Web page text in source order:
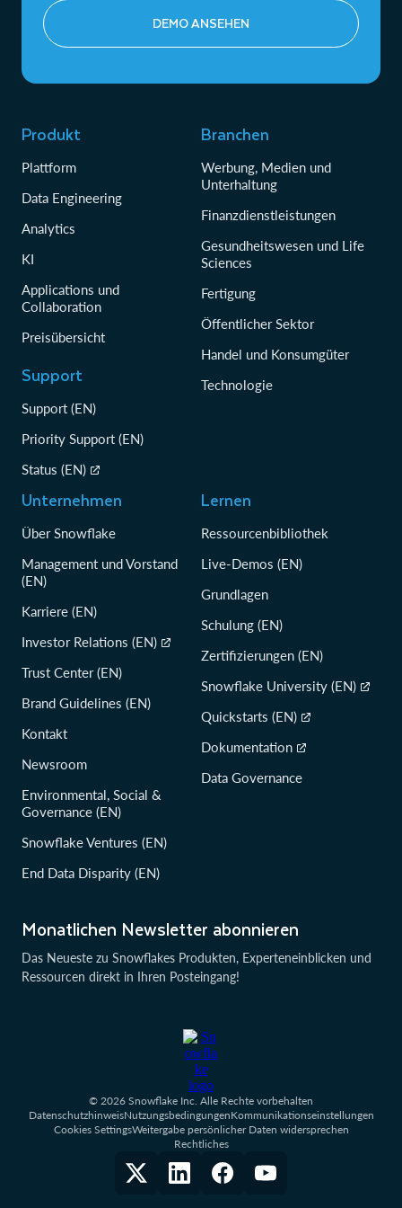
DEMO ANSEHEN
Monatlichen Newsletter abonnieren
Das Neueste zu Snowflakes Produkten, Experteneinblicken und
Ressourcen direkt in Ihren Posteingang!
Produkt
Plattform
Data Engineering
Analytics
KI
Applications und
Collaboration
Preisübersicht
Support
Support (EN)
Priority Support (EN)
Status (EN)
Branchen
Werbung, Medien und
Unterhaltung
Finanzdienstleistungen
Gesundheitswesen und Life
Sciences
Fertigung
Öffentlicher Sektor
Handel und Konsumgüter
Technologie
Unternehmen
Über Snowflake
Management und Vorstand
(EN)
Karriere (EN)
Investor Relations (EN)
Trust Center (EN)
Brand Guidelines (EN)
Kontakt
Newsroom
Environmental, Social &
Governance (EN)
Snowflake Ventures (EN)
End Data Disparity (EN)
Lernen
Ressourcenbibliothek
Live-Demos (EN)
Grundlagen
Schulung (EN)
Zertifizierungen (EN)
Snowflake University (EN)
Quickstarts (EN)
Dokumentation
Data Governance
© 2026 Snowflake Inc. Alle Rechte vorbehalten
DatenschutzhinweisNutzungsbedingungenKommunikationseinstellungen
Cookies SettingsWeitergabe persönlicher Daten widersprechen
Rechtliches